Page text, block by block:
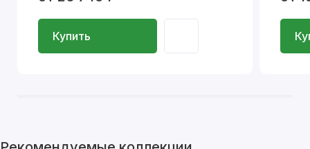
Купить